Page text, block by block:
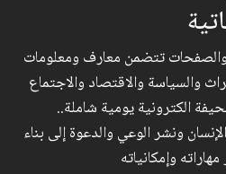
تتضمن معارف ومعلومات
والسياسة والاقتصاد والاجتماع
الكترونية يومية شاملة..
ونشر الوعي والدعوة إلى بناء
وإمكانياته